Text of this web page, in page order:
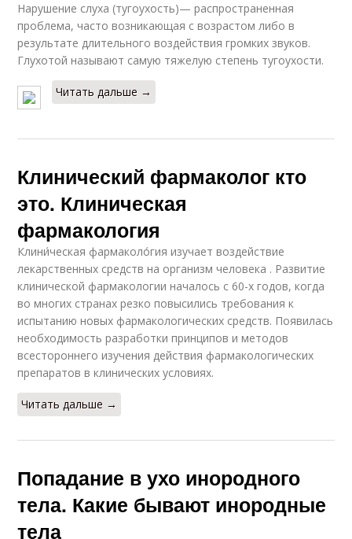
Нарушение слуха (тугоухость)— распространенная
проблема, часто возникающая с возрастом либо в
результате длительного воздействия громких звуков.
Глухотой называют самую тяжелую степень тугоухости.
Читать дальше →
Клинический фармаколог кто
это. Клиническая
фармакология
Клини́ческая фармаколо́гия изучает воздействие
лекарственных средств на организм человека . Развитие
клинической фармакологии началось с 60-х годов, когда
во многих странах резко повысились требования к
испытанию новых фармакологических средств. Появилась
необходимость разработки принципов и методов
всестороннего изучения действия фармакологических
препаратов в клинических условиях.
Читать дальше →
Попадание в ухо инородного
тела. Какие бывают инородные
тела